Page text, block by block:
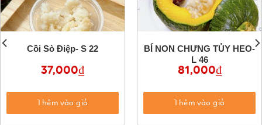
Cồi Sò Điệp- S 22
37,000₫
Thêm vào giỏ
BÍ NON CHƯNG TỦY HEO-
L 46
81,000₫
Thêm vào giỏ